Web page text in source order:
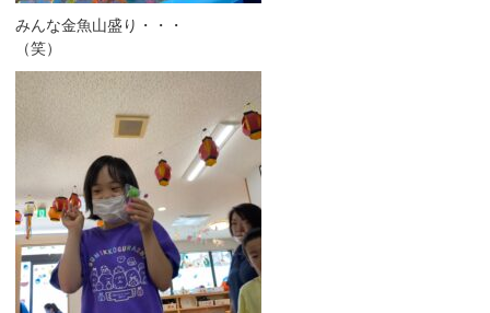
みんな金魚山盛り・・・
（笑